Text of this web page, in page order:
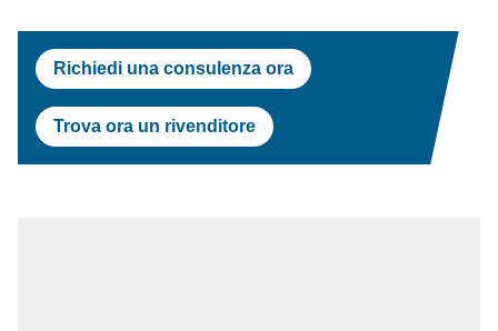
Richiedi una consulenza ora
Trova ora un rivenditore